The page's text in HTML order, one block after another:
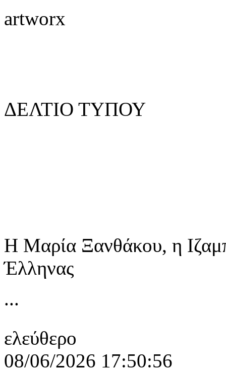
artworx
ΔΕΛΤΙΟ ΤΥΠΟΥ
Η Μαρία Ξανθάκου, η
Έλληνας
...
ελεύθερο
08/06/2026 17:50:56